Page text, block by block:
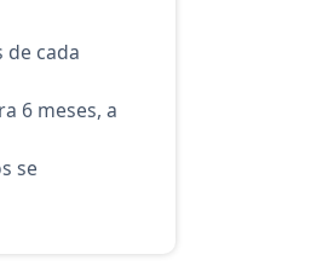
de cada
6 meses, a
se